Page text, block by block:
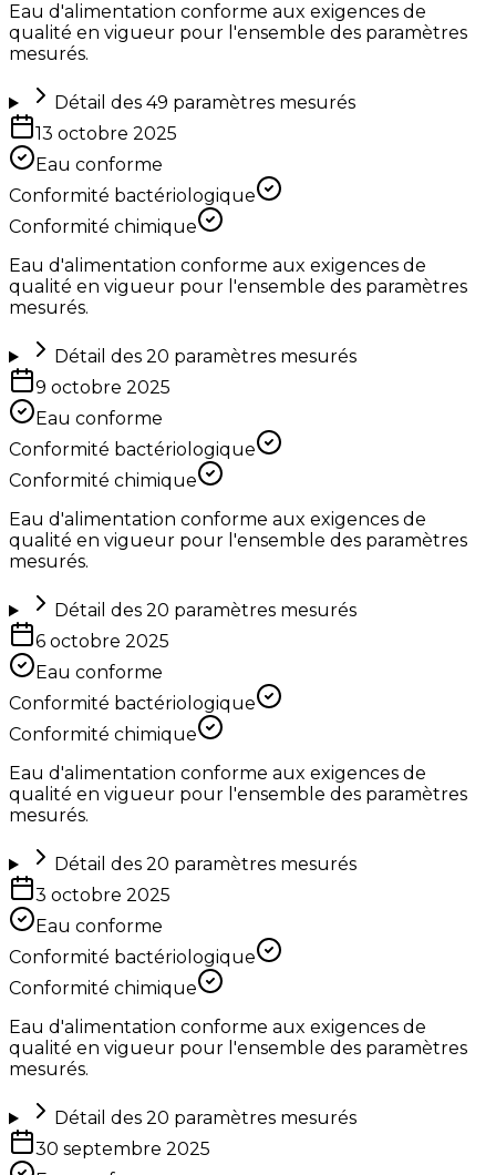
Eau d'alimentation conforme aux exigences de
qualité en vigueur pour l'ensemble des paramètres
mesurés.
Détail des 49 paramètres mesurés
13 octobre 2025
Eau conforme
Conformité bactériologique
Conformité chimique
Eau d'alimentation conforme aux exigences de
qualité en vigueur pour l'ensemble des paramètres
mesurés.
Détail des 20 paramètres mesurés
9 octobre 2025
Eau conforme
Conformité bactériologique
Conformité chimique
Eau d'alimentation conforme aux exigences de
qualité en vigueur pour l'ensemble des paramètres
mesurés.
Détail des 20 paramètres mesurés
6 octobre 2025
Eau conforme
Conformité bactériologique
Conformité chimique
Eau d'alimentation conforme aux exigences de
qualité en vigueur pour l'ensemble des paramètres
mesurés.
Détail des 20 paramètres mesurés
3 octobre 2025
Eau conforme
Conformité bactériologique
Conformité chimique
Eau d'alimentation conforme aux exigences de
qualité en vigueur pour l'ensemble des paramètres
mesurés.
Détail des 20 paramètres mesurés
30 septembre 2025